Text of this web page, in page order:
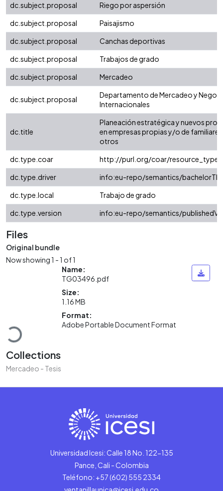
dc.subject.proposal
Riego por aspersión
dc.subject.proposal
Paisajismo
dc.subject.proposal
Canchas deportivas
dc.subject.proposal
Trabajos de grado
dc.subject.proposal
Mercadeo
dc.subject.proposal
Departamento de Mercadeo y
Internacionales
dc.title
Planeación estratégica y nuevos
en empresas propias y/o de
otros
dc.type.coar
http://purl.org/coar/resource_type/
dc.type.driver
info:eu-repo/semantics/
dc.type.local
Trabajo de grado
dc.type.version
info:eu-repo/semantics/
Files
Original bundle
Now showing1 - 1 of 1
Loading...
Name:
TG03496.pdf
Size:
1.16 MB
Format:
Adobe Portable Document Format
Collections
Mercadeo - Tesis
Universidad Icesi: Calle 18 No. 122-135
Pance, Cali - Colombia
Teléfono: +57 (602) 555 2334